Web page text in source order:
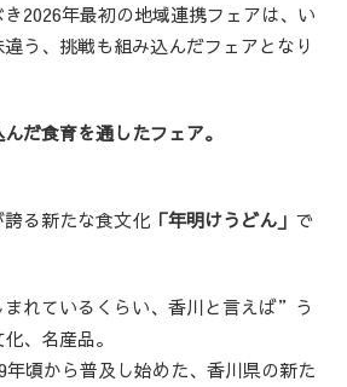
2026年最初の地域連携フェアは、い
う、挑戦も組み込んだフェアとなり
だ食育を通したフェア。
る新たな食文化 「年明けうどん」 で
れているくらい、香川と言えば”う
、名産品。
頃から普及し始めた、香川県の新た